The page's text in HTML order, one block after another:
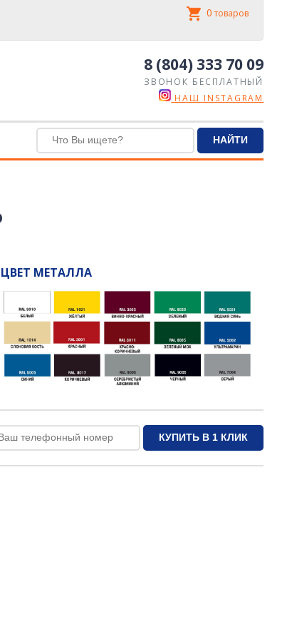
0 товаров
8 (804) 333 70 09
ЗВОНОК БЕСПЛАТНЫЙ
НАШ INSTAGRAM
ЦВЕТ МЕТАЛЛА